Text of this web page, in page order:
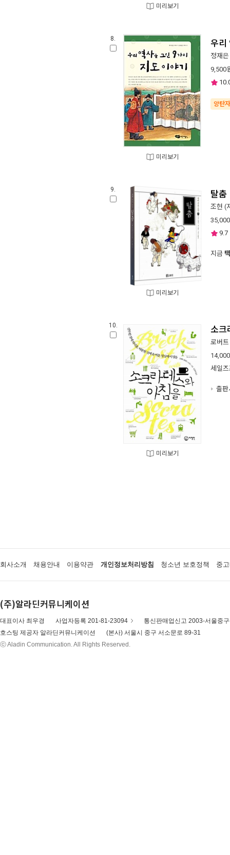
미리보기
8.
미리보기
우리
정재은
9,500
양탄
9.
미리보기
탈춤
조현 (
35,000
9.7
지금
10.
미리보기
소크
로버
14,000
세일
출판
회사소개 채용안내 이용약관 개인정보처리방침 청소년 보호정책 중
(주)알라딘커뮤니케이션
대표이사 최우경 사업자등록 201-81-23094
통신판매업신고 2003-서울중
호스팅 제공자 알라딘커뮤니케이션
(본사) 서울시 중구 서소문로 89-31
ⓒ Aladin Communication. All Rights Reserved.